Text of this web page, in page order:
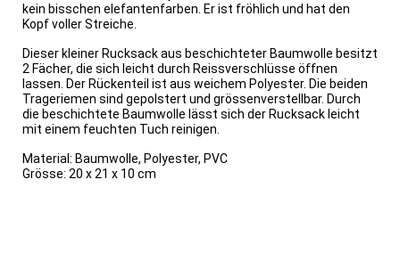
kein bisschen elefantenfarben. Er ist fröhlich und hat den
Kopf voller Streiche.
Dieser kleiner Rucksack aus beschichteter Baumwolle besitzt
2 Fächer, die sich leicht durch Reissverschlüsse öffnen
lassen. Der Rückenteil ist aus weichem Polyester. Die beiden
Trageriemen sind gepolstert und grössenverstellbar. Durch
die beschichtete Baumwolle lässt sich der Rucksack leicht
mit einem feuchten Tuch reinigen.
Material: Baumwolle, Polyester, PVC
Grösse: 20 x 21 x 10 cm